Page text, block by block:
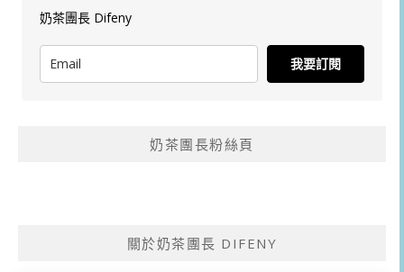
奶茶團長 Difeny
我要訂閱
奶茶團長粉絲頁
關於奶茶團長 DIFENY